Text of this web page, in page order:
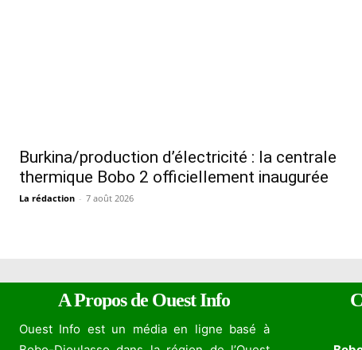
Burkina/production d’électricité : la centrale
thermique Bobo 2 officiellement inaugurée
La rédaction - 7 août 2026
A Propos de Ouest Info
Ouest Info est un média en ligne basé à